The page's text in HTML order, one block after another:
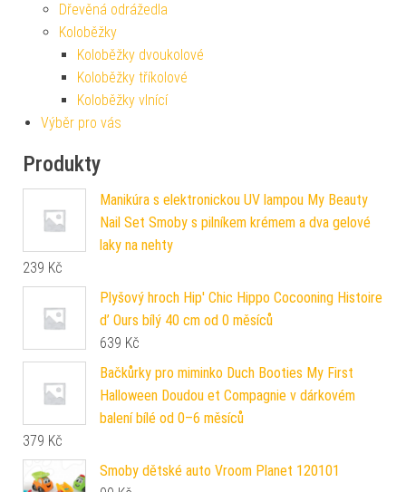
Dřevěná odrážedla
Koloběžky
Koloběžky dvoukolové
Koloběžky tříkolové
Koloběžky vlnící
Výběr pro vás
Produkty
Manikúra s elektronickou UV lampou My Beauty
Nail Set Smoby s pilníkem krémem a dva gelové
laky na nehty
239 Kč
Plyšový hroch Hip' Chic Hippo Cocooning Histoire
d’ Ours bílý 40 cm od 0 měsíců
639 Kč
Bačkůrky pro miminko Duch Booties My First
Halloween Doudou et Compagnie v dárkovém
balení bílé od 0–6 měsíců
379 Kč
Smoby dětské auto Vroom Planet 120101